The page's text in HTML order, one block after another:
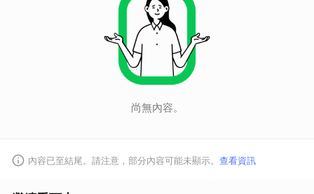
尚無內容。
內容已至結尾。請注意，部分內容可能未顯示。 查看資訊
取消